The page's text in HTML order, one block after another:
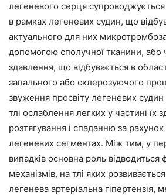
легеневого серця
в рамках легеневих судин, що
актуального для них
допомогою сполучної тканини, або
здавлення, що відбувається в
запального або склерозуючого
звуження просвіту легеневих
тлі ослаблення легких у частині їх
розтягування і спаданню за
легеневих сегментах. Між тим, у
випадків основна роль відводиться
механізмів, на тлі яких
легенева артеріальна гіпертензія,